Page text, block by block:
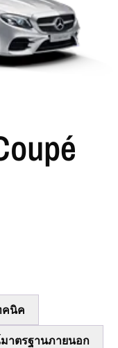
คนิค
าตรฐานภายนอก